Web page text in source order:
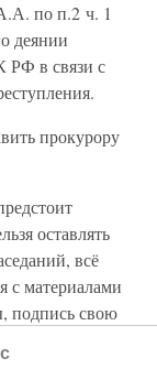
по п.2 ч. 1
деянии
РФ в связи с
прокурору
оставлять
всё
с материалами
подпись свою
могут